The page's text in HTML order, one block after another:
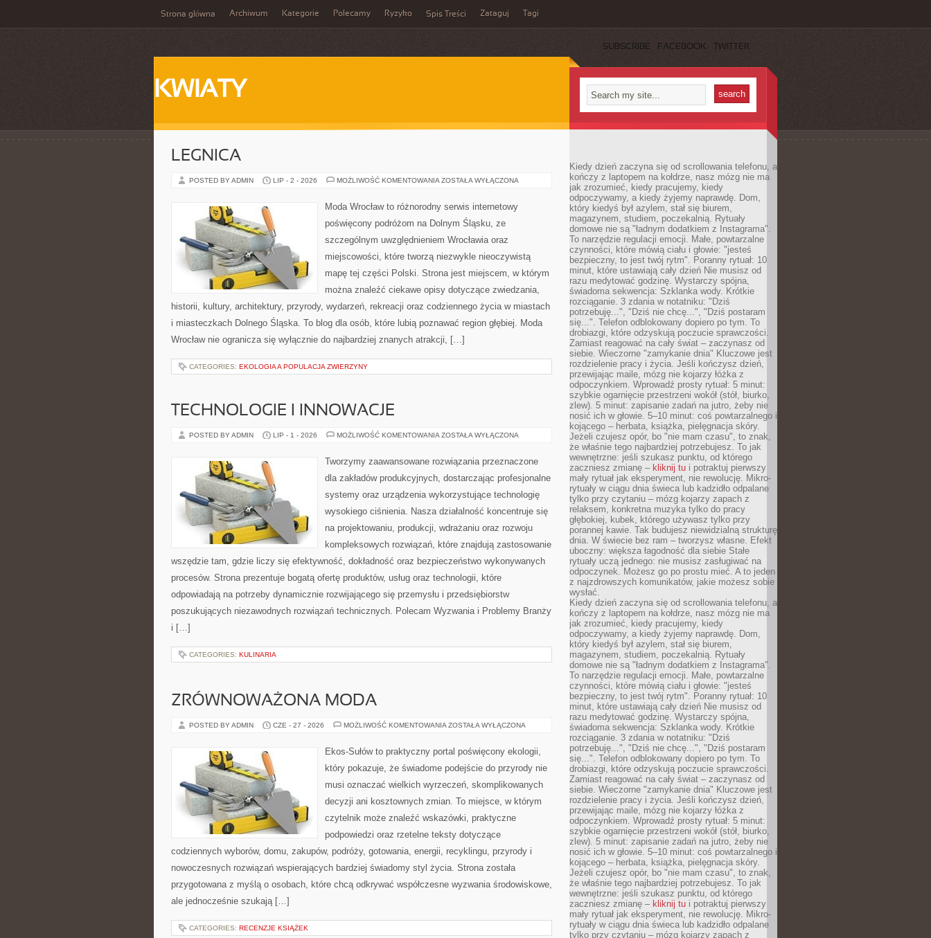
Strona główna Archiwum Kategorie Polecamy Ryzyko Spis Treści Zataguj Tagi
SUBSCRIBE FACEBOOK TWITTER
KWIATY
LEGNICA
POSTED BY ADMIN LIP - 2 - 2026 MOŻLIWOŚĆ KOMENTOWANIA LEGNICA
ZOSTAŁA WYŁĄCZONA
Moda Wrocław to różnorodny serwis internetowy
poświęcony podróżom na Dolnym Śląsku, ze
szczególnym uwzględnieniem Wrocławia oraz
miejscowości, które tworzą niezwykle nieoczywistą
mapę tej części Polski. Strona jest miejscem, w którym
można znaleźć ciekawe opisy dotyczące zwiedzania,
historii, kultury, architektury, przyrody, wydarzeń, rekreacji oraz codziennego życia w miastach
i miasteczkach Dolnego Śląska. To blog dla osób, które lubią poznawać region głębiej. Moda
Wrocław nie ogranicza się wyłącznie do najbardziej znanych atrakcji, […]
CATEGORIES: EKOLOGIA A POPULACJA ZWIERZYNY
TECHNOLOGIE I INNOWACJE
POSTED BY ADMIN LIP - 1 - 2026 MOŻLIWOŚĆ KOMENTOWANIA TECHNOLOGIE
ZOSTAŁA WYŁĄCZONA
Tworzymy zaawansowane rozwiązania przeznaczone
dla zakładów produkcyjnych, dostarczając profesjonalne
systemy oraz urządzenia wykorzystujące technologię
wysokiego ciśnienia. Nasza działalność koncentruje się
na projektowaniu, produkcji, wdrażaniu oraz rozwoju
kompleksowych rozwiązań, które znajdują zastosowanie
wszędzie tam, gdzie liczy się efektywność, dokładność oraz bezpieczeństwo wykonywanych
procesów. Strona prezentuje bogatą ofertę produktów, usług oraz technologii, które
odpowiadają na potrzeby dynamicznie rozwijającego się przemysłu i przedsiębiorstw
poszukujących niezawodnych rozwiązań technicznych. Polecam Wyzwania i Problemy Branży
i […]
CATEGORIES: KULINARIA
ZRÓWNOWAŻONA MODA
POSTED BY ADMIN CZE - 27 - 2026 MOŻLIWOŚĆ KOMENTOWANIA ZRÓWNOWAŻONA
ZOSTAŁA WYŁĄCZONA
Ekos-Sułów to praktyczny portal poświęcony ekologii,
który pokazuje, że świadome podejście do przyrody nie
musi oznaczać wielkich wyrzeczeń, skomplikowanych
decyzji ani kosztownych zmian. To miejsce, w którym
czytelnik może znaleźć wskazówki, praktyczne
podpowiedzi oraz rzetelne teksty dotyczące
codziennych wyborów, domu, zakupów, podróży, gotowania, energii, recyklingu, przyrody i
nowoczesnych rozwiązań wspierających bardziej świadomy styl życia. Strona została
przygotowana z myślą o osobach, które chcą odkrywać współczesne wyzwania środowiskowe,
ale jednocześnie szukają […]
CATEGORIES: RECENZJE KSIĄŻEK
Kiedy dzień zaczyna się od scrollowania telefonu, a
kończy z laptopem na kołdrze, nasz mózg nie ma
jak zrozumieć, kiedy pracujemy, kiedy
odpoczywamy, a kiedy żyjemy naprawdę. Dom,
który kiedyś był azylem, stał się biurem,
magazynem, studiem, poczekalnią. Rytuały
domowe nie są "ładnym dodatkiem z Instagrama".
To narzędzie regulacji emocji. Małe, powtarzalne
czynności, które mówią ciału i głowie: "jesteś
bezpieczny, to jest twój rytm". Poranny rytuał: 10
minut, które ustawiają cały dzień Nie musisz od
razu medytować godzinę. Wystarczy spójna,
świadoma sekwencja: Szklanka wody. Krótkie
rozciąganie. 3 zdania w notatniku: "Dziś
potrzebuję...", "Dziś nie chcę...", "Dziś postaram
się...". Telefon odblokowany dopiero po tym. To
drobiazgi, które odzyskują poczucie sprawczości.
Zamiast reagować na cały świat – zaczynasz od
siebie. Wieczorne "zamykanie dnia" Kluczowe jest
rozdzielenie pracy i życia. Jeśli kończysz dzień,
przewijając maile, mózg nie kojarzy łóżka z
odpoczynkiem. Wprowadź prosty rytuał: 5 minut:
szybkie ogarnięcie przestrzeni wokół (stół, biurko,
zlew). 5 minut: zapisanie zadań na jutro, żeby nie
nosić ich w głowie. 5–10 minut: coś powtarzalnego i
kojącego – herbata, książka, pielęgnacja skóry.
Jeżeli czujesz opór, bo "nie mam czasu", to znak,
że właśnie tego najbardziej potrzebujesz. To jak
wewnętrzne: jeśli szukasz punktu, od którego
zaczniesz zmianę – kliknij tu i potraktuj pierwszy
mały rytuał jak eksperyment, nie rewolucję. Mikro-
rytuały w ciągu dnia świeca lub kadzidło odpalane
tylko przy czytaniu – mózg kojarzy zapach z
relaksem, konkretna muzyka tylko do pracy
głębokiej, kubek, którego używasz tylko przy
porannej kawie. Tak budujesz niewidzialną strukturę
dnia. W świecie bez ram – tworzysz własne. Efekt
uboczny: większa łagodność dla siebie Stałe
rytuały uczą jednego: nie musisz zasługiwać na
odpoczynek. Możesz go po prostu mieć. A to jeden
z najzdrowszych komunikatów, jakie możesz sobie
wysłać.
Kiedy dzień zaczyna się od scrollowania telefonu, a
kończy z laptopem na kołdrze, nasz mózg nie ma
jak zrozumieć, kiedy pracujemy, kiedy
odpoczywamy, a kiedy żyjemy naprawdę. Dom,
który kiedyś był azylem, stał się biurem,
magazynem, studiem, poczekalnią. Rytuały
domowe nie są "ładnym dodatkiem z Instagrama".
To narzędzie regulacji emocji. Małe, powtarzalne
czynności, które mówią ciału i głowie: "jesteś
bezpieczny, to jest twój rytm". Poranny rytuał: 10
minut, które ustawiają cały dzień Nie musisz od
razu medytować godzinę. Wystarczy spójna,
świadoma sekwencja: Szklanka wody. Krótkie
rozciąganie. 3 zdania w notatniku: "Dziś
potrzebuję...", "Dziś nie chcę...", "Dziś postaram
się...". Telefon odblokowany dopiero po tym. To
drobiazgi, które odzyskują poczucie sprawczości.
Zamiast reagować na cały świat – zaczynasz od
siebie. Wieczorne "zamykanie dnia" Kluczowe jest
rozdzielenie pracy i życia. Jeśli kończysz dzień,
przewijając maile, mózg nie kojarzy łóżka z
odpoczynkiem. Wprowadź prosty rytuał: 5 minut:
szybkie ogarnięcie przestrzeni wokół (stół, biurko,
zlew). 5 minut: zapisanie zadań na jutro, żeby nie
nosić ich w głowie. 5–10 minut: coś powtarzalnego i
kojącego – herbata, książka, pielęgnacja skóry.
Jeżeli czujesz opór, bo "nie mam czasu", to znak,
że właśnie tego najbardziej potrzebujesz. To jak
wewnętrzne: jeśli szukasz punktu, od którego
zaczniesz zmianę – kliknij tu i potraktuj pierwszy
mały rytuał jak eksperyment, nie rewolucję. Mikro-
rytuały w ciągu dnia świeca lub kadzidło odpalane
tylko przy czytaniu – mózg kojarzy zapach z